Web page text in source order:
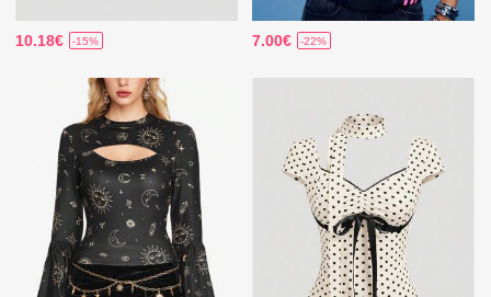
10.18€ -15% 7.00€ -22%